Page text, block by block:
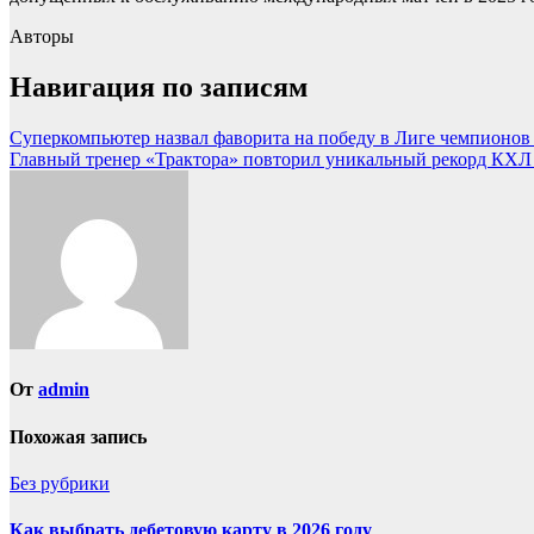
Авторы
Навигация по записям
Суперкомпьютер назвал фаворита на победу в Лиге
Главный тренер «Трактора» повторил уникальный рекорд
От admin
Похожая запись
Без рубрики